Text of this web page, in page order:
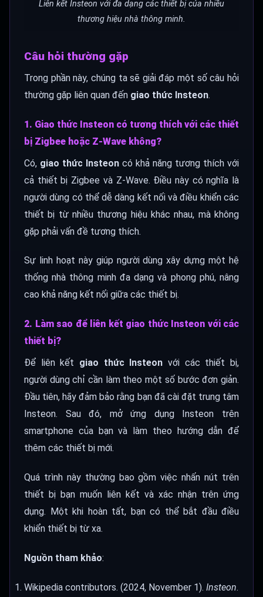
Liên kết Insteon với đa dạng các thiết bị của nhiều
thương hiệu nhà thông minh.
Câu hỏi thường gặp
Trong phần này, chúng ta sẽ giải đáp một số câu hỏi
thường gặp liên quan đến giao thức Insteon.
1. Giao thức Insteon có tương thích với các thiết
bị Zigbee hoặc Z-Wave không?
Có, giao thức Insteon có khả năng tương thích với
cả thiết bị Zigbee và Z-Wave. Điều này có nghĩa là
người dùng có thể dễ dàng kết nối và điều khiển các
thiết bị từ nhiều thương hiệu khác nhau, mà không
gặp phải vấn đề tương thích.
Sự linh hoạt này giúp người dùng xây dựng một hệ
thống nhà thông minh đa dạng và phong phú, nâng
cao khả năng kết nối giữa các thiết bị.
2. Làm sao để liên kết giao thức Insteon với các
thiết bị?
Để liên kết giao thức Insteon với các thiết bị,
người dùng chỉ cần làm theo một số bước đơn giản.
Đầu tiên, hãy đảm bảo rằng bạn đã cài đặt trung tâm
Insteon. Sau đó, mở ứng dụng Insteon trên
smartphone của bạn và làm theo hướng dẫn để
thêm các thiết bị mới.
Quá trình này thường bao gồm việc nhấn nút trên
thiết bị bạn muốn liên kết và xác nhận trên ứng
dụng. Một khi hoàn tất, bạn có thể bắt đầu điều
khiển thiết bị từ xa.
Nguồn tham khảo:
Wikipedia contributors. (2024, November 1). Insteon.